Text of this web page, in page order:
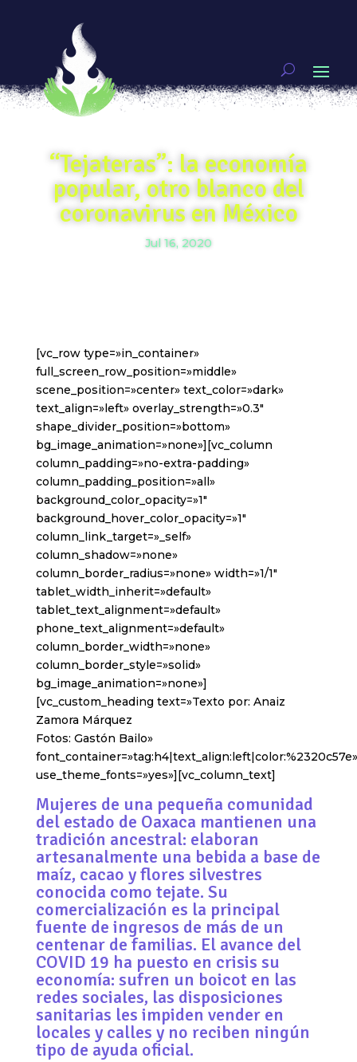
“Tejateras”: la economía
popular, otro blanco del
coronavirus en México
Jul 16, 2020
[vc_row type=»in_container»
full_screen_row_position=»middle»
scene_position=»center» text_color=»dark»
text_align=»left» overlay_strength=»0.3″
shape_divider_position=»bottom»
bg_image_animation=»none»][vc_column
column_padding=»no-extra-padding»
column_padding_position=»all»
background_color_opacity=»1″
background_hover_color_opacity=»1″
column_link_target=»_self»
column_shadow=»none»
column_border_radius=»none» width=»1/1″
tablet_width_inherit=»default»
tablet_text_alignment=»default»
phone_text_alignment=»default»
column_border_width=»none»
column_border_style=»solid»
bg_image_animation=»none»]
[vc_custom_heading text=»Texto por: Anaiz
Zamora Márquez
Fotos: Gastón Bailo»
font_container=»tag:h4|text_align:left|color:%2320c57e»
use_theme_fonts=»yes»][vc_column_text]
Mujeres de una pequeña comunidad
del estado de Oaxaca mantienen una
tradición ancestral: elaboran
artesanalmente una bebida a base de
maíz, cacao y flores silvestres
conocida como tejate. Su
comercialización es la principal
fuente de ingresos de más de un
centenar de familias. El avance del
COVID 19 ha puesto en crisis su
economía: sufren un boicot en las
redes sociales, las disposiciones
sanitarias les impiden vender en
locales y calles y no reciben ningún
tipo de ayuda oficial.